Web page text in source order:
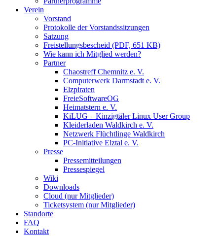
Verein
Vorstand
Protokolle der Vorstandssitzungen
Satzung
Freistellungsbescheid (PDF, 651 KB)
Wie kann ich Mitglied werden?
Partner
Chaostreff Chemnitz e. V.
Computerwerk Darmstadt e. V.
Elzpiraten
FreieSoftwareOG
Heimatstern e. V.
KiLUG – Kinzigtäler Linux User Group
Kleiderladen Waldkirch e. V.
Netzwerk Flüchtlinge Waldkirch
PC-Initiative Elztal e. V.
Presse
Pressemitteilungen
Pressespiegel
Wiki
Downloads
Cloud (nur Mitglieder)
Ticketsystem (nur Mitglieder)
Standorte
FAQ
Kontakt